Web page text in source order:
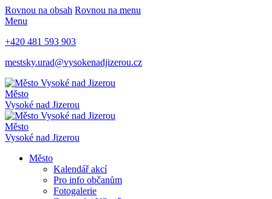
Rovnou na obsah Rovnou na menu
Menu
+420 481 593 903
mestsky.urad@vysokenadjizerou.cz
Město
Vysoké nad Jizerou
Město
Vysoké nad Jizerou
Město
Kalendář akcí
Pro info občanům
Fotogalerie